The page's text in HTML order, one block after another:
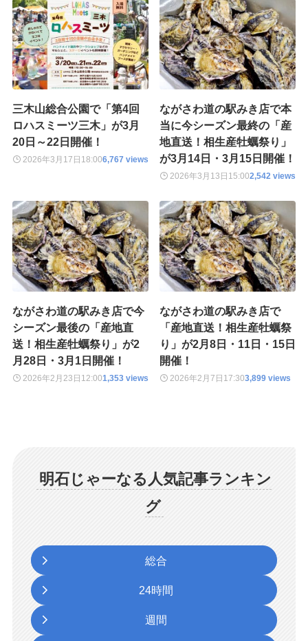
三木山総合公園で「第4回
ロハスミーツ三木」が3月
20日～22日開催！
2026年3月17日 18:006,767 views
ながさわ道の駅みき店で本
当に今シーズン最終の「産
地直送！相生産牡蠣祭り」
が3月14日・3月15日開催！
2026年3月13日 15:002,542 views
ながさわ道の駅みき店で今
シーズン最後の「産地直
送！相生産牡蠣祭り」が2
月28日・3月1日開催！
2026年2月23日 12:001,353 views
ながさわ道の駅みき店で
「産地直送！相生産牡蠣祭
り」が2月8日・11日・15日
開催！
2026年2月7日 17:303,899 views
明石じゃーなる人気記事ランキン
グ
総合
24時間
週間